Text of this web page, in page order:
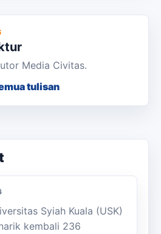
Media Civitas.
tulisan
Apresiasi Dukungan
Dua
Syiah Kuala (USK)
kembali 236